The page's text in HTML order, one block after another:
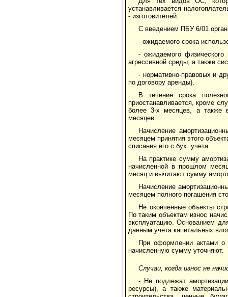
устанавливается
- изготовителей.
С введением ПБУ 6/01
- ожидаемого срока
- ожидаемого физического
агрессивной среды, а также
- нормативно-правовых и
по договору аренды).
В течение срока
приостанавливается, кроме
более 3-х месяцев, а также в
месяцев.
Начисление
месяцем принятия этого
списания его с бух. учета.
На практике сумму
начисленной в прошлом
месяц и вычитают сумму
Начисление
месяцем полного погашения
Не оконченные объекты
По таким объектам износ
эксплуатацию. Основанием
данным учета капитальных
При оформлении актами о
начисленную сумму уточняют.
Случаи, когда износ не
- Не подлежат
ресурсы), а также